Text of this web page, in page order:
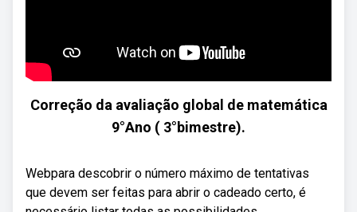
Correção da avaliação global de matemática
9°Ano ( 3°bimestre).
Webpara descobrir o número máximo de tentativas
que devem ser feitas para abrir o cadeado certo, é